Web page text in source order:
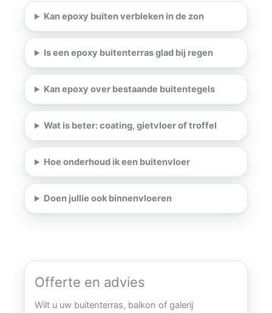
Kan epoxy buiten verbleken in de zon
Is een epoxy buitenterras glad bij regen
Kan epoxy over bestaande buitentegels
Wat is beter: coating, gietvloer of troffel
Hoe onderhoud ik een buitenvloer
Doen jullie ook binnenvloeren
Offerte en advies
Wilt u uw buitenterras, balkon of galerij